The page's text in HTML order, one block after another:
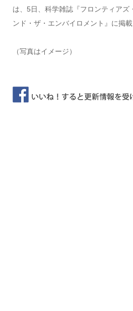
は、5日、科学雑誌『フロンティアズ
ンド・ザ・エンバイロメント』に掲載
（写真はイメージ）